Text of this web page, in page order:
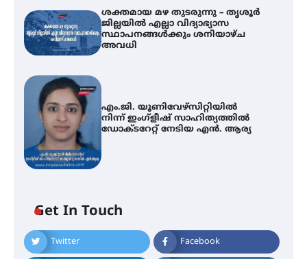
ശക്തമായ മഴ തുടരുന്നു – തൃശൂർ
ജില്ലയിൽ എല്ലാ വിദ്യാഭ്യാസ
സ്ഥാപനങ്ങൾക്കും ശനിയാഴ്ച
അവധി
എം.ജി. യൂണിവേഴ്‌സിറ്റിയിൽ
നിന്ന് ഇംഗ്ളീഷ് സാഹിത്യത്തിൽ
ഡോക്ടറേറ്റ് നേടിയ എൻ. ആര്യ
Get In Touch
Twitter Facebook
ശക്തമായ കാറ്റിന് സാധ്യത –
ആഗസ്റ്റ് 12 വരെ മഴ തുടരും,